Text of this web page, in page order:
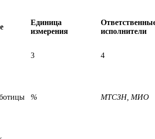
Единица
измерения
исполнители
3 4
% МТСЗН, МИО